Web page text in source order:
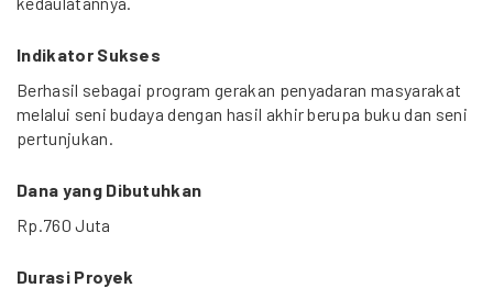
Indikator Sukses
Berhasil sebagai program gerakan penyadaran masyarakat
melalui seni budaya dengan hasil akhir berupa buku dan seni
pertunjukan.
Dana yang Dibutuhkan
Rp.760 Juta
Durasi Proyek